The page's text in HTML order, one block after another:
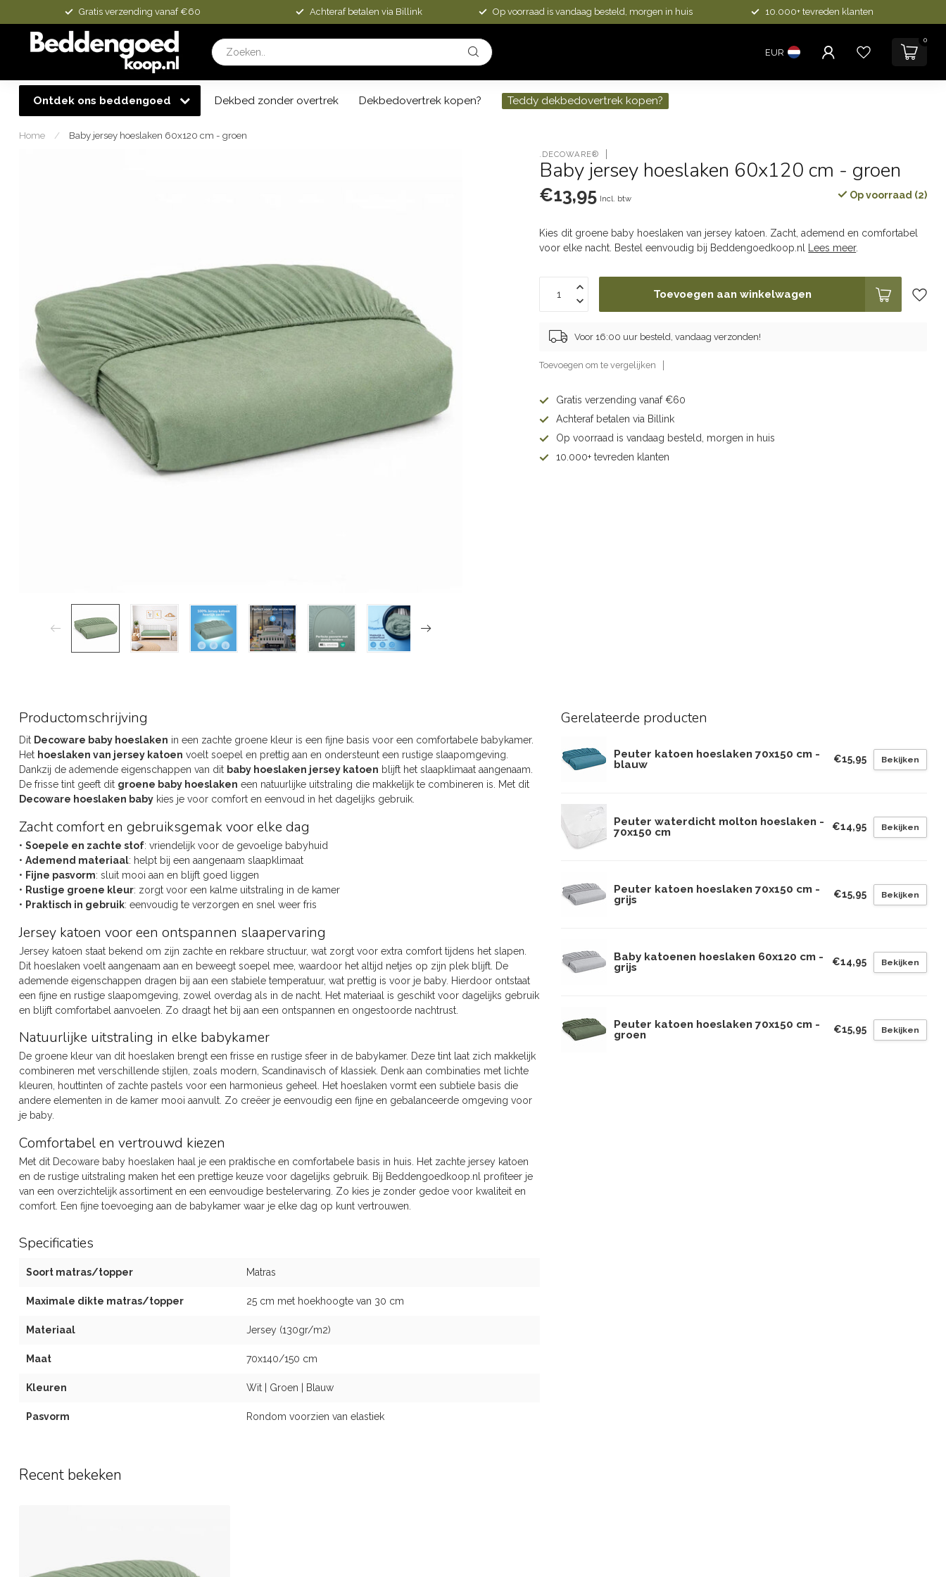
Gratis verzending vanaf €60 Achteraf betalen via Billink Op voorraad is vandaag besteld, morgen in huis 10.000+ tevreden klanten
EUR
0
Ontdek ons beddengoed Dekbed zonder overtrek Dekbedovertrek kopen? Teddy dekbedovertrek kopen?
Home / Baby jersey hoeslaken 60x120 cm - groen
.DECOWARE®
Baby jersey hoeslaken 60x120 cm - groen
€13,95 Incl. btw Op voorraad (2)
Kies dit groene baby hoeslaken van jersey katoen. Zacht, ademend en comfortabel
voor elke nacht. Bestel eenvoudig bij Beddengoedkoop.nl
Lees meer.
Toevoegen aan winkelwagen
Voor 16:00 uur besteld, vandaag verzonden!
Toevoegen om te vergelijken
Gratis verzending vanaf €60
Achteraf betalen via Billink
Op voorraad is vandaag besteld, morgen in huis
10.000+ tevreden klanten
Productomschrijving
Dit Decoware baby hoeslaken in een zachte groene kleur is een fijne basis voor een comfortabele babykamer.
Het hoeslaken van jersey katoen voelt soepel en prettig aan en ondersteunt een rustige slaapomgeving.
Dankzij de ademende eigenschappen van dit baby hoeslaken jersey katoen blijft het slaapklimaat aangenaam.
De frisse tint geeft dit groene baby hoeslaken een natuurlijke uitstraling die makkelijk te combineren is. Met dit
Decoware hoeslaken baby kies je voor comfort en eenvoud in het dagelijks gebruik.
Zacht comfort en gebruiksgemak voor elke dag
• Soepele en zachte stof: vriendelijk voor de gevoelige babyhuid
• Ademend materiaal: helpt bij een aangenaam slaapklimaat
• Fijne pasvorm: sluit mooi aan en blijft goed liggen
• Rustige groene kleur: zorgt voor een kalme uitstraling in de kamer
• Praktisch in gebruik: eenvoudig te verzorgen en snel weer fris
Jersey katoen voor een ontspannen slaapervaring
Jersey katoen staat bekend om zijn zachte en rekbare structuur, wat zorgt voor extra comfort tijdens het slapen.
Dit hoeslaken voelt aangenaam aan en beweegt soepel mee, waardoor het altijd netjes op zijn plek blijft. De
ademende eigenschappen dragen bij aan een stabiele temperatuur, wat prettig is voor je baby. Hierdoor ontstaat
een fijne en rustige slaapomgeving, zowel overdag als in de nacht. Het materiaal is geschikt voor dagelijks gebruik
en blijft comfortabel aanvoelen. Zo draagt het bij aan een ontspannen en ongestoorde nachtrust.
Natuurlijke uitstraling in elke babykamer
De groene kleur van dit hoeslaken brengt een frisse en rustige sfeer in de babykamer. Deze tint laat zich makkelijk
combineren met verschillende stijlen, zoals modern, Scandinavisch of klassiek. Denk aan combinaties met lichte
kleuren, houttinten of zachte pastels voor een harmonieus geheel. Het hoeslaken vormt een subtiele basis die
andere elementen in de kamer mooi aanvult. Zo creëer je eenvoudig een fijne en gebalanceerde omgeving voor
je baby.
Comfortabel en vertrouwd kiezen
Met dit Decoware baby hoeslaken haal je een praktische en comfortabele basis in huis. Het zachte jersey katoen
en de rustige uitstraling maken het een prettige keuze voor dagelijks gebruik. Bij Beddengoedkoop.nl profiteer je
van een overzichtelijk assortiment en een eenvoudige bestelervaring. Zo kies je zonder gedoe voor kwaliteit en
comfort. Een fijne toevoeging aan de babykamer waar je elke dag op kunt vertrouwen.
Specificaties
Soort matras/topper Matras
Maximale dikte matras/topper 25 cm met hoekhoogte van 30 cm
Materiaal Jersey (130gr/m2)
Maat 70x140/150 cm
Kleuren Wit | Groen | Blauw
Pasvorm Rondom voorzien van elastiek
Gerelateerde producten
Peuter katoen hoeslaken 70x150 cm -
blauw
€15,95 Bekijken
Peuter waterdicht molton hoeslaken -
70x150 cm
€14,95 Bekijken
Peuter katoen hoeslaken 70x150 cm -
grijs
€15,95 Bekijken
Baby katoenen hoeslaken 60x120 cm -
grijs
€14,95 Bekijken
Peuter katoen hoeslaken 70x150 cm -
groen
€15,95 Bekijken
Recent bekeken